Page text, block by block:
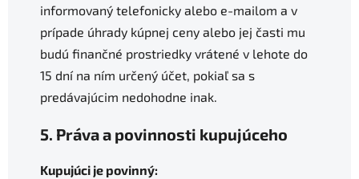
informovaný telefonicky alebo e-mailom a v
prípade úhrady kúpnej ceny alebo jej časti mu
budú finančné prostriedky vrátené v lehote do
15 dní na ním určený účet, pokiaľ sa s
predávajúcim nedohodne inak.
5. Práva a povinnosti kupujúceho
Kupujúci je povinný: